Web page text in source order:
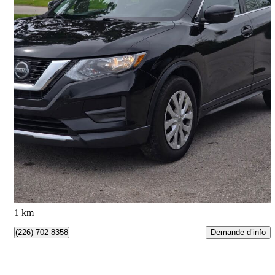
2018 Nissan Rogue
S FWD 182 455 km
8 995 $ Bonne affaire
158 $/mois env.
London, ON
1 km
(226) 702-8358 Demande d’info